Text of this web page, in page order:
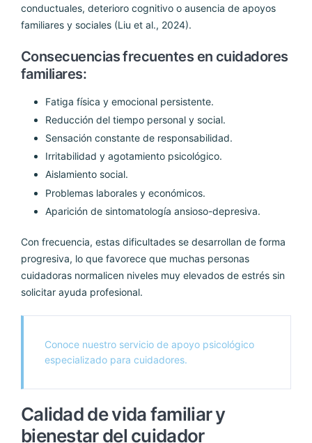
conductuales, deterioro cognitivo o ausencia de apoyos
familiares y sociales (Liu et al., 2024).
Consecuencias frecuentes en cuidadores
familiares:
Fatiga física y emocional persistente.
Reducción del tiempo personal y social.
Sensación constante de responsabilidad.
Irritabilidad y agotamiento psicológico.
Aislamiento social.
Problemas laborales y económicos.
Aparición de sintomatología ansioso-depresiva.
Con frecuencia, estas dificultades se desarrollan de forma
progresiva, lo que favorece que muchas personas
cuidadoras normalicen niveles muy elevados de estrés sin
solicitar ayuda profesional.
Conoce nuestro servicio de apoyo psicológico
especializado para cuidadores.
Calidad de vida familiar y
bienestar del cuidador